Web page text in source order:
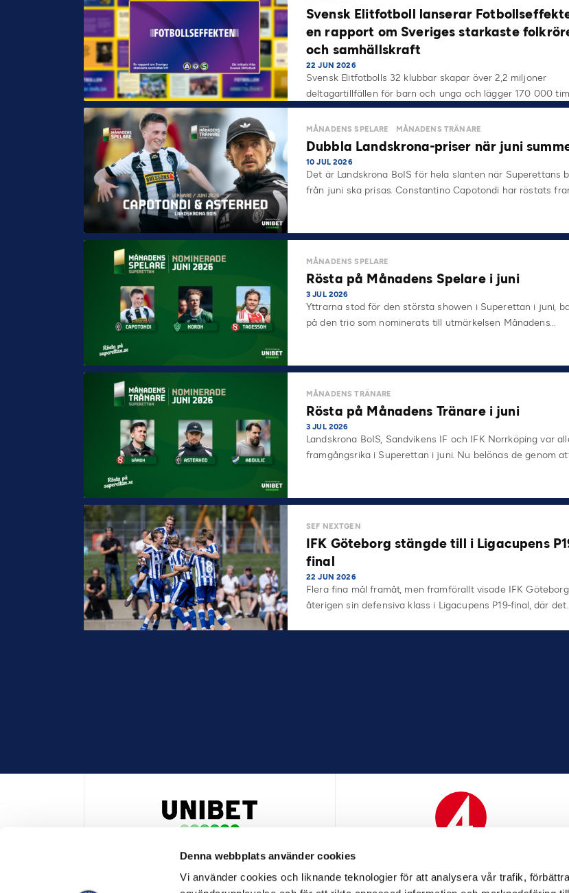
Denna webbplats använder cookies
Vi använder cookies och liknande teknologier för att analysera vår trafik,
Svensk Elitfotboll lanserar
en rapport om Sveriges starkaste
och samhällskraft
22 JUN 2026
Svensk Elitfotbolls 32 klubbar skapar över 2,2 miljoner
deltagartillfällen för barn och unga och lägger 170 000
på…
MÅNADENS SPELARE MÅNADENS TRÄNARE
Dubbla Landskrona-priser när juni
10 JUL 2026
Det är Landskrona BoIS för hela slanten när Superettans
från juni ska prisas. Constantino Capotondi har röstats
MÅNADENS SPELARE
Rösta på Månadens Spelare i juni
3 JUL 2026
Yttrarna stod för den största showen i Superettan i juni,
på den trio som nominerats till utmärkelsen Månadens…
MÅNADENS TRÄNARE
Rösta på Månadens Tränare i juni
3 JUL 2026
Landskrona BoIS, Sandvikens IF och IFK Norrköping var
framgångsrika i Superettan i juni. Nu belönas de genom
SEF NEXTGEN
IFK Göteborg stängde till i Ligacupens
final
22 JUN 2026
Flera fina mål framåt, men framförallt visade IFK Göteborg
återigen sin defensiva klass i Ligacupens P19-final, där
HUVUDPARTNER OCH PRESENTING PARTNER ALLSVENSKAN